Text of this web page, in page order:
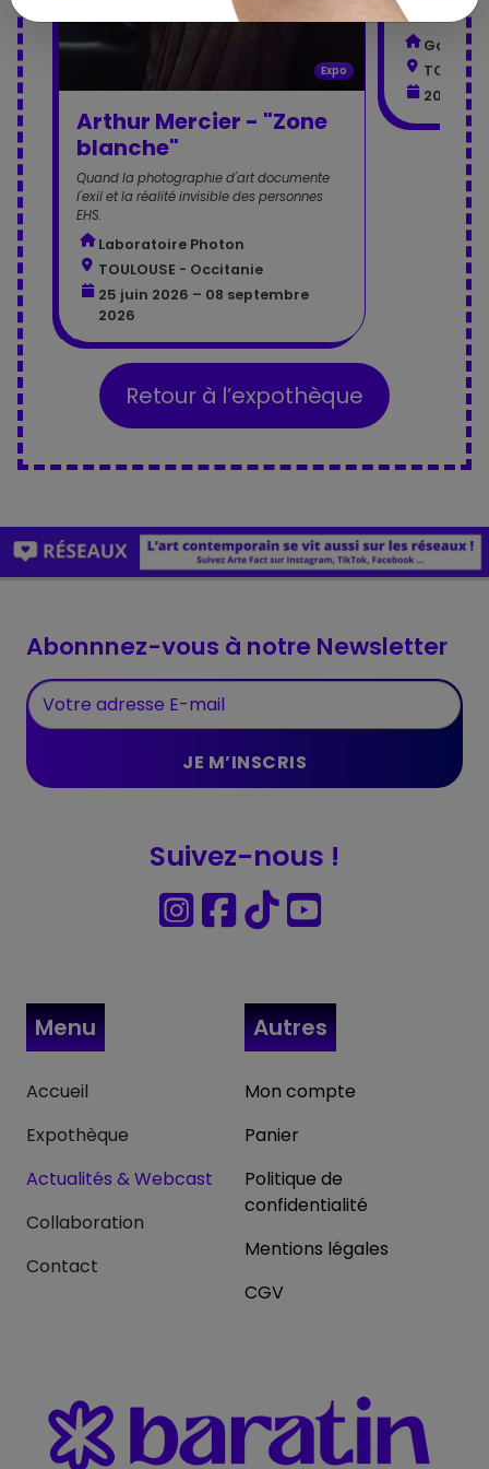
Expo
Arthur Mercier - "Zone
blanche"
Quand la photographie d'art documente
l'exil et la réalité invisible des personnes
EHS.
Laboratoire Photon
TOULOUSE - Occitanie
25 juin 2026 – 08 septembre
2026
Galerie
20 juin
Retour à l’expothèque
Abonnnez-vous à notre Newsletter
Suivez-nous !
Menu
Accueil
Expothèque
Actualités & Webcast
Collaboration
Contact
Autres
Mon compte
Panier
Politique de
confidentialité
Mentions légales
CGV